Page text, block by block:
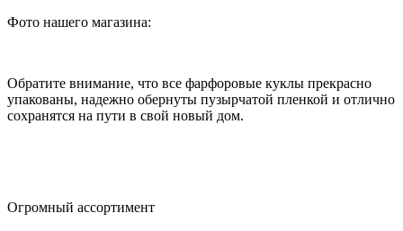
Фото нашего магазина:
Обратите внимание, что все фарфоровые куклы прекрасно
упакованы, надежно обернуты пузырчатой пленкой и отлично
сохранятся на пути в свой новый дом.
Огромный ассортимент